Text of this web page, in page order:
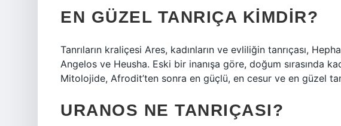
EN GÜZEL TANRIÇA KIMDIR?
Tanrıların kraliçesi Ares, kadınların ve evliliğin tanrıçası,
Angelos ve Heusha. Eski bir inanışa göre, doğum sırasında
Mitolojide, Afrodit’ten sonra en güçlü, en cesur ve en güzel
URANOS NE TANRIÇASI?